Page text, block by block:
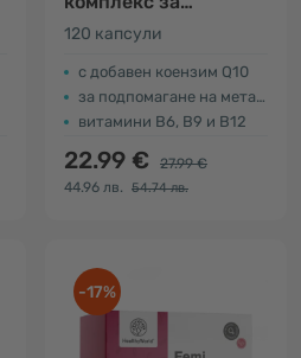
подпомагане на
метаболизма
120 капсули
с добавен коензим Q10
за подпомагане на метаболизма
витамини B6, B9 и B12
22.99 €
27.99 €
44.96 лв.
54.74 лв.
-17%